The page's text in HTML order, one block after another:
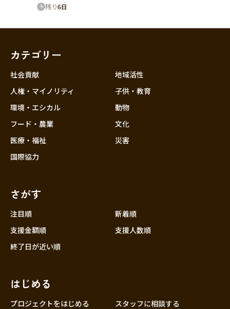
残り6日
カテゴリー
社会貢献
人権・マイノリティ
環境・エシカル
フード・農業
医療・福祉
国際協力
地域活性
子供・教育
動物
文化
災害
さがす
注目順
新着順
支援金額順
支援人数順
終了日が近い順
はじめる
プロジェクトをはじめる
スタッフに相談する